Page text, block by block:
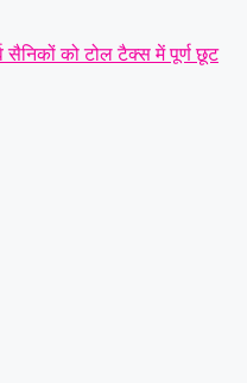
सैनिकों को टोल टैक्स में पूर्ण छूट